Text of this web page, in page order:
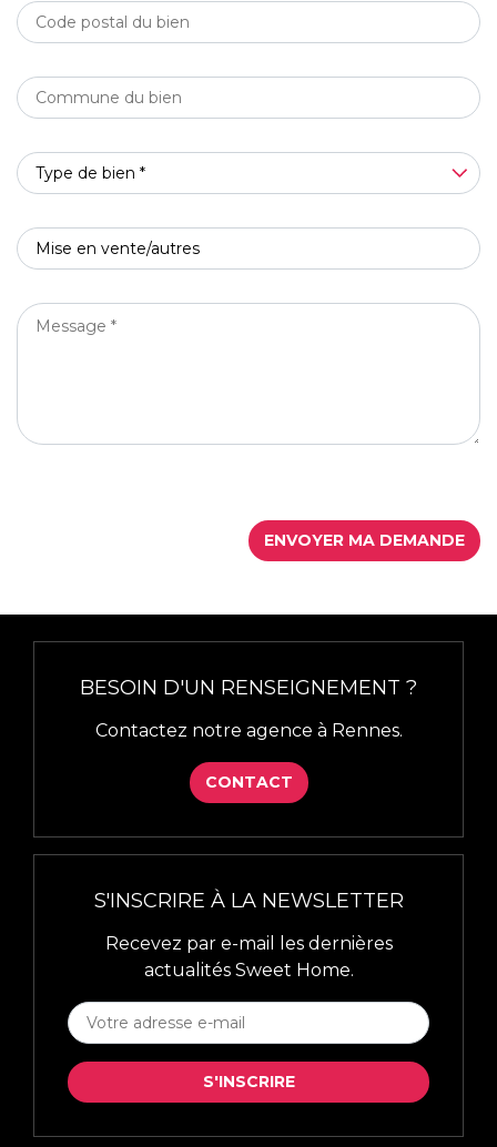
CODE
POSTAL
DU
BIEN
COMMUNE
DU
BIEN
TYPE
DE
BIEN
*
Type de bien *
OBJET
*
MESSAGE
ENVOYER MA DEMANDE
BESOIN D'UN RENSEIGNEMENT ?
Contactez notre agence à Rennes.
CONTACT
S'INSCRIRE À LA NEWSLETTER
Recevez par e-mail les dernières
actualités Sweet Home.
À
LA
NEWSLETTER
S'INSCRIRE